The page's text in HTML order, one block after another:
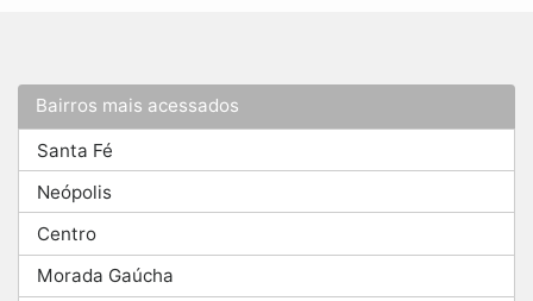
Bairros mais acessados
Santa Fé
Neópolis
Centro
Morada Gaúcha